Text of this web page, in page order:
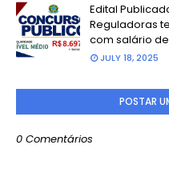
Edital
Reguladoras
com salário de
JULY 18, 2025
POSTAR
0 Comentários